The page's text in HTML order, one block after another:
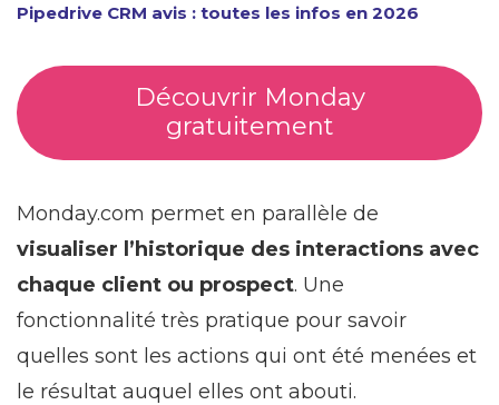
Pipedrive CRM avis : toutes les infos en 2026
Découvrir Monday
gratuitement
Monday.com permet en parallèle de
visualiser l’historique des interactions avec
chaque client ou prospect. Une
fonctionnalité très pratique pour savoir
quelles sont les actions qui ont été menées et
le résultat auquel elles ont abouti.